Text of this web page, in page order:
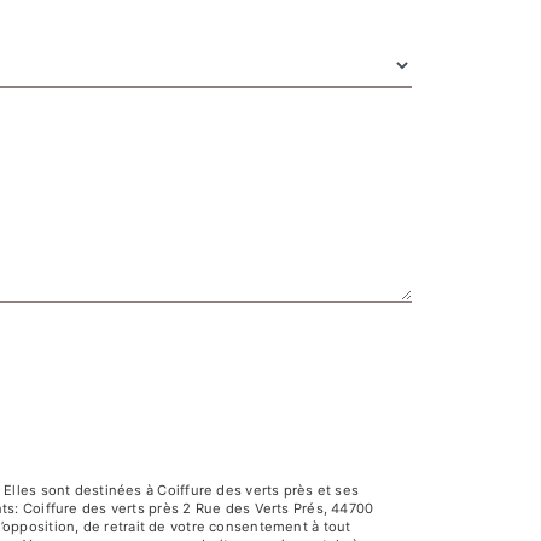
sont destinées à Coiffure des verts près et ses
Coiffure des verts près 2 Rue des Verts Prés, 44700
de retrait de votre consentement à tout